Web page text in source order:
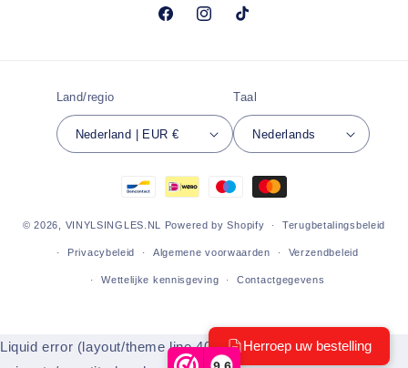
9,6
FacebookInstagramTikTok
Land/regio
Nederland | EUR €
Taal
Nederlands
Betaalmethoden
© 2026, VINYLSINGLES.NL Powered by Shopify Terugbetalingsbeleid
Privacybeleid Algemene voorwaarden Verzendbeleid
Wettelijke kennisgeving Contactgegevens
Liquid error (layout/theme line 404): Could not find asset